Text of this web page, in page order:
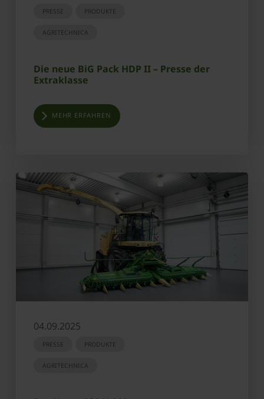
PRESSE PRODUKTE
AGRITECHNICA
Die neue BiG Pack HDP II – Presse der
Extraklasse
MEHR ERFAHREN
04.09.2025
PRESSE PRODUKTE
AGRITECHNICA